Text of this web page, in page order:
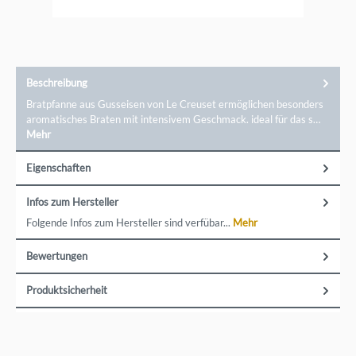
Beschreibung
Bratpfanne aus Gusseisen von Le Creuset ermöglichen besonders
aromatisches Braten mit intensivem Geschmack. ideal für das s…
Mehr
Eigenschaften
Infos zum Hersteller
Folgende Infos zum Hersteller sind verfübar... Mehr
Bewertungen
Produktsicherheit